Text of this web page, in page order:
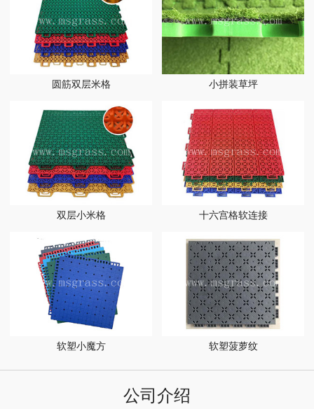
圆筋双层米格 小拼装草坪
双层小米格 十六宫格软连接
软塑小魔方 软塑菠萝纹
公司介绍